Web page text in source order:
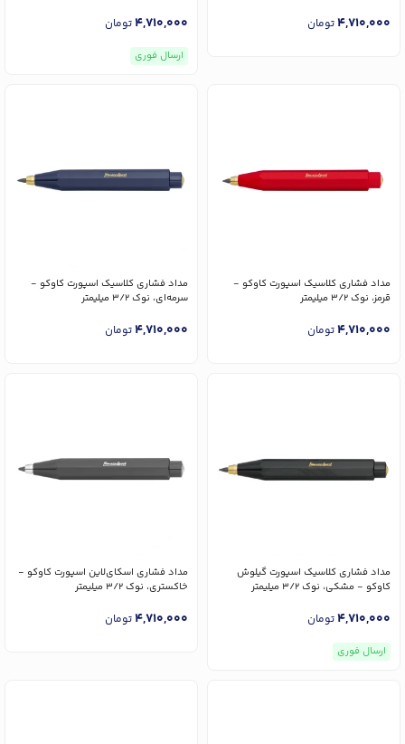
4,710,000تومان 4,710,000تومان
ارسال فوری
مداد فشاری کلاسیک اسپورت کاوکو -
قرمز، نوک 3/2 میلیمتر
4,710,000تومان
مداد فشاری کلاسیک اسپورت کاوکو -
سرمه‌ای، نوک 3/2 میلیمتر
4,710,000تومان
مداد فشاری کلاسیک اسپورت گیلوش
کاوکو - مشکی، نوک 3/2 میلیمتر
4,710,000تومان
ارسال فوری
مداد فشاری اسکای‌لاین اسپورت کاوکو -
خاکستری، نوک 3/2 میلیمتر
4,710,000تومان